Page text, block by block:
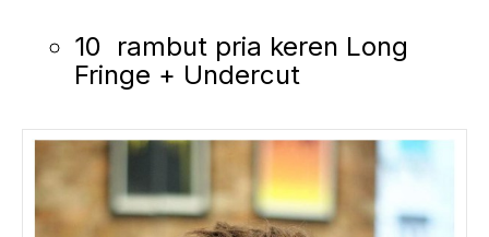
10 rambut pria keren Long
Fringe + Undercut